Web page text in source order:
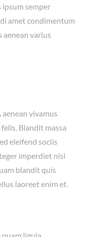
semper
amet condimentum
aenean varius
Blandit massa
eleifend sociis
imperdiet nisi
blandit quis
laoreet enim et.